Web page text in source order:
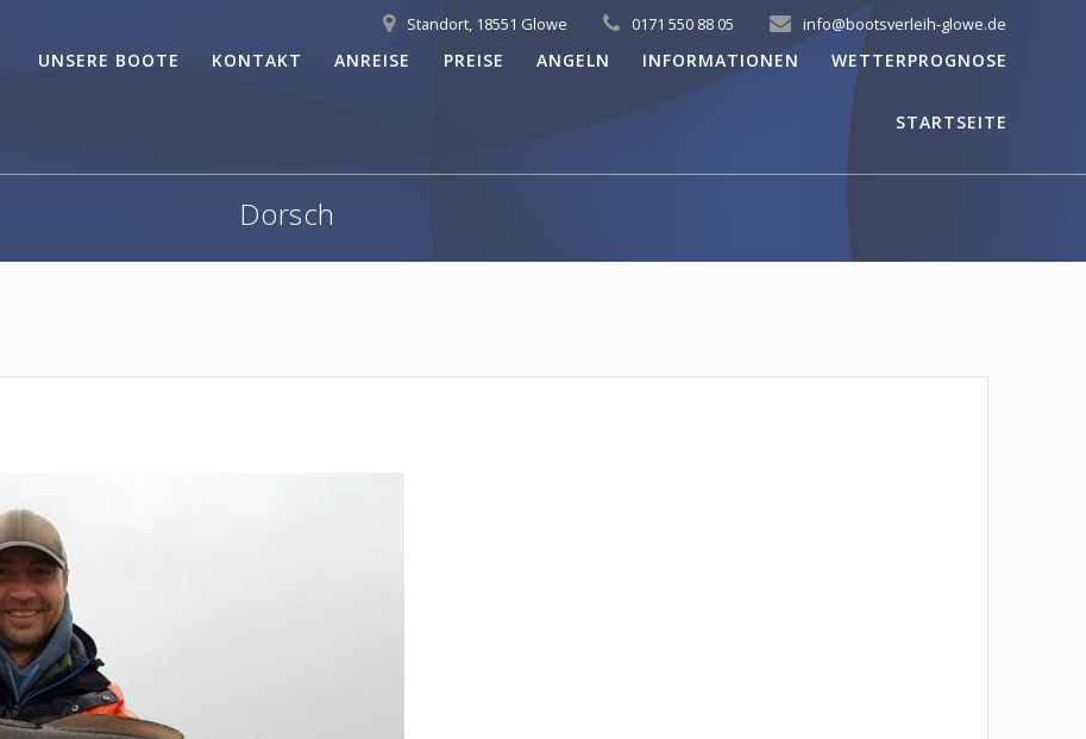
Standort, 18551 Glowe 0171 550 88 05 info@bootsverleih-glowe.de
UNSERE BOOTE KONTAKT ANREISE PREISE ANGELN INFORMATIONEN WETTERPROGNOSE
STARTSEITE
Dorsch